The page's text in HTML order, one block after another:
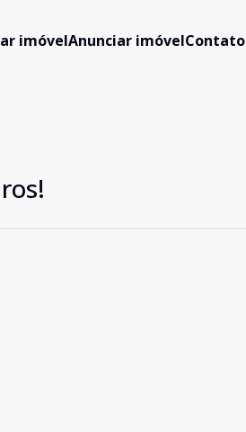
imóvelAnunciar imóvelContato